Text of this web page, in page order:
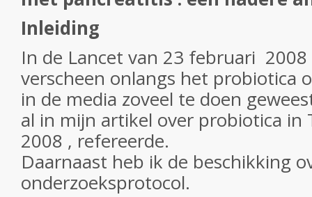
Inleiding
In de Lancet van 23 februari 2008
verscheen onlangs het probiotica
in de media zoveel te doen
al in mijn artikel over probiotica in
2008 , refereerde.
Daarnaast heb ik de beschikking
onderzoeksprotocol.